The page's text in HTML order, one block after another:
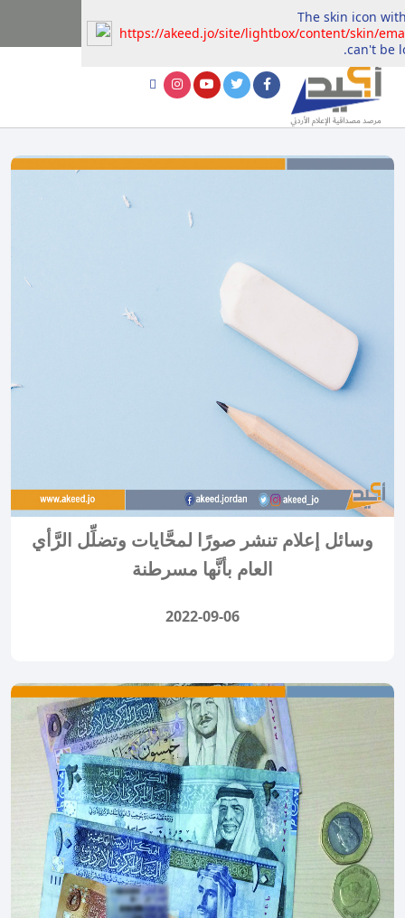
وسائل إعلام تنشر صورًا لمحَّايات وتضلِّل الرَّأي
العام بأنَّها مسرطنة
2022-09-06
The skin icon
https://akeed.jo/site/lightbox/content/skin/
can't be